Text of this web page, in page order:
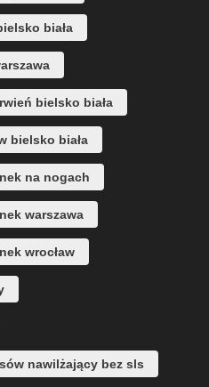
biała
bielsko biała
bielsko biała
na nogach
warszawa
wrocław
nawilżający bez sls